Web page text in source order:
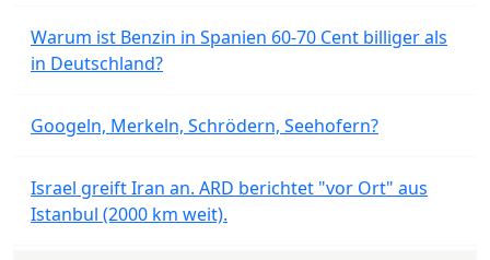
Warum ist Benzin in Spanien 60-70 Cent billiger als
in Deutschland?
Googeln, Merkeln, Schrödern, Seehofern?
Israel greift Iran an. ARD berichtet "vor Ort" aus
Istanbul (2000 km weit).